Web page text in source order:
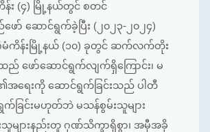
း (၄) မြို့နယ်တွင် စတင်
ာ် ဆောင်ရွက်ခဲ့ပြီး (၂၀၂၃-၂၀၂၄)
မံကိန်းမြို့နယ် (၁၀) ခုတွင် ဆက်လက်တိုး
ဖော်ဆောင်ရွက်လျက်ရှိကြောင်း၊ မ
၏အရေးကို ဆောင်ရွက်ခြင်းသည် ပါတီ
က်ခြင်းမဟုတ်ဘဲ မသန်စွမ်းသူများ
းသူများနည်းတူ ဂုဏ်သိက္ခာရှိစွာ၊ အမှီအခို